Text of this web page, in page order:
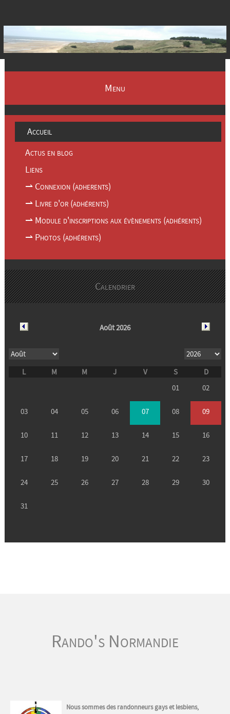
Menu
Accueil
Actus en blog
Liens
⇀ Connexion (adherents)
⇀ Livre d'or (adhérents)
⇀ Module d'inscriptions aux évènements (adhérents)
⇀ Photos (adhérents)
Calendrier
Rando's Normandie
Nous sommes des randonneurs gays et lesbiens,